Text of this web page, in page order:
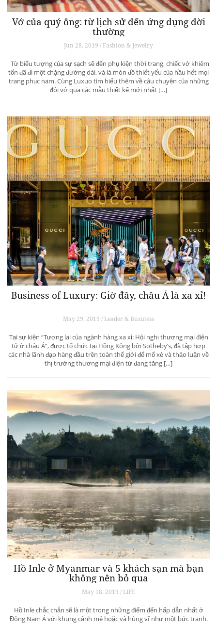
Vớ của quý ông: từ lịch sử đến ứng dụng đời
thường
Jun 28, 2019 / Fashion & Jewelry
Từ biểu tượng của sự sạch sẽ đến phụ kiện thời trang, chiếc vớ khiêm
tốn đã đi một chặng đường dài, và là món đồ thiết yếu của hầu hết mọi
trang phục nam. Cùng Luxuo tìm hiểu thêm về câu chuyện của những
đôi vớ qua các mẫu thiết kế mới nhất […]
Business of Luxury: Giờ đây, châu Á là xa xỉ!
May 29, 2019 / Leader & Business
Tại sự kiện “Tương lai của ngành hàng xa xỉ: Hội nghị thương mại điện
tử ở châu Á”, được tổ chức tại Hồng Kông bởi Sotheby’s, đã tập hợp
các nhà lãnh đạo hàng đầu trên toàn thế giới để mổ xẻ và thảo luận về
thị trường thương mại điện tử đang tăng […]
Hồ Inle ở Myanmar và 5 khách sạn mà bạn
không nên bỏ qua
May 18, 2019 / LIFE
Hồ Inle chắc chắn sẽ là một trong những điểm đến hấp dẫn nhất ở
Đông Nam Á với khung cảnh mê hoặc và hùng vĩ như một bức tranh.